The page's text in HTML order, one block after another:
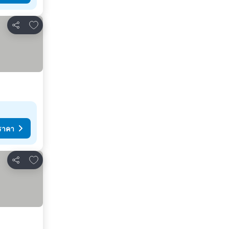
แชร์
เพิ่มในรายการโปรด
คา
แชร์
เพิ่มในรายการโปรด